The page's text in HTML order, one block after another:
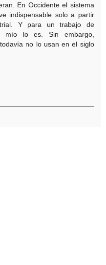
En Occidente el sistema
indispensable solo a partir
Y para un trabajo de
mío lo es. Sin embargo,
no lo usan en el siglo